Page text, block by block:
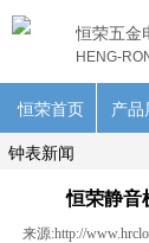
恒荣五金
HENG-
恒荣首页 产品
钟表新闻
恒荣静音
来源:http://